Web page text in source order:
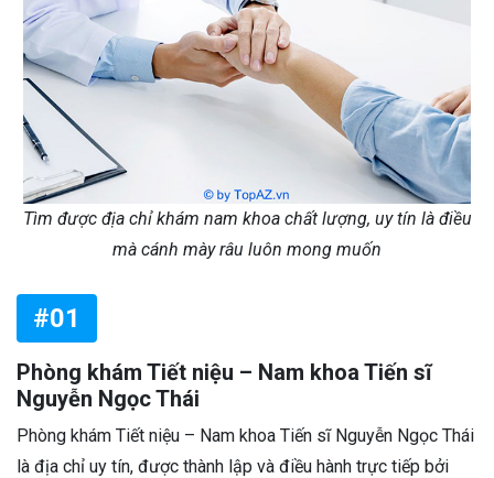
Tìm được địa chỉ khám nam khoa chất lượng, uy tín là điều
mà cánh mày râu luôn mong muốn
#01
Phòng khám Tiết niệu – Nam khoa Tiến sĩ
Nguyễn Ngọc Thái
Phòng khám Tiết niệu – Nam khoa Tiến sĩ Nguyễn Ngọc Thái
là địa chỉ uy tín, được thành lập và điều hành trực tiếp bởi